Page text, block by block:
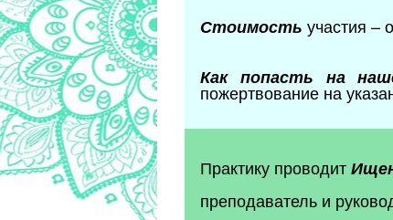
Стоимость участия –
Как попасть на
пожертвование на
Практику проводит
преподаватель и